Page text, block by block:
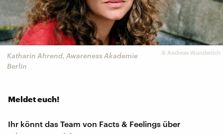
© Andreas Wunderlich
Katharin Ahrend, Awareness Akademie
Berlin
Meldet euch!
Ihr könnt das Team von Facts & Feelings über